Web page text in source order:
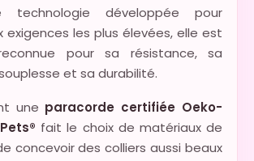
technologie développée pour
exigences les plus élevées, elle est
reconnue pour sa résistance, sa
et sa durabilité.
une paracorde certifiée Oeko-
fait le choix de matériaux de
concevoir des colliers aussi beaux